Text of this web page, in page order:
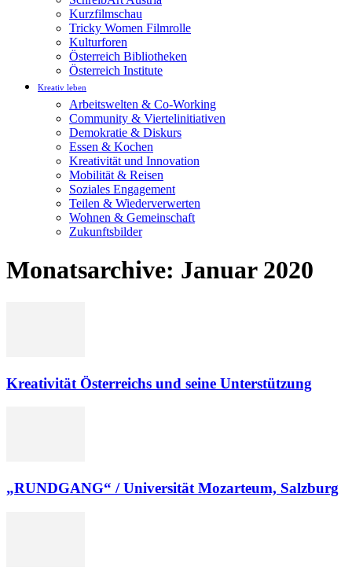
Kurzfilmschau
Tricky Women Filmrolle
Kulturforen
Österreich Bibliotheken
Österreich Institute
Kreativ leben
Arbeitswelten & Co-Working
Community & Viertelinitiativen
Demokratie & Diskurs
Essen & Kochen
Kreativität und Innovation
Mobilität & Reisen
Soziales Engagement
Teilen & Wiederverwerten
Wohnen & Gemeinschaft
Zukunftsbilder
Monatsarchive: Januar 2020
Kreativität Österreichs und seine Unterstützung
„RUNDGANG“ / Universität Mozarteum, Salzburg